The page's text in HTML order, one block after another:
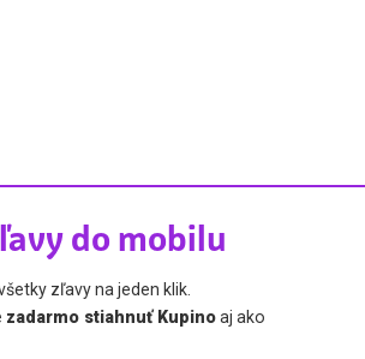
do mobilu
zľavy na jeden klik.
zadarmo stiahnuť Kupinoaj ako